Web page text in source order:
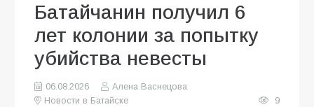
Батайчанин получил 6
лет колонии за попытку
убийства невесты
06.08.2026
Алена Васнецова
Новости в Батайске
9